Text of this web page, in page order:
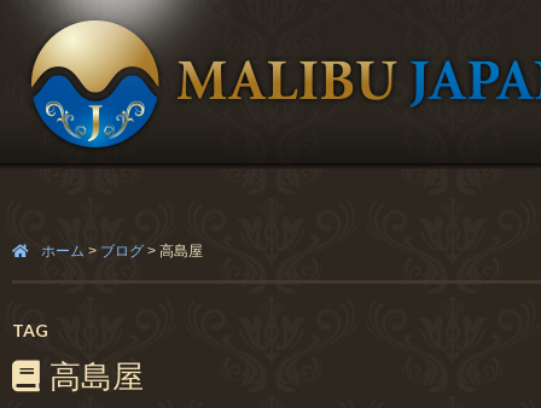
ホーム > ブログ > 高島屋
TAG
高島屋